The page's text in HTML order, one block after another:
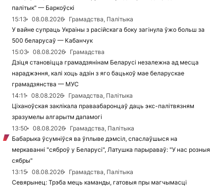
палітык" — Баркоўскі
15:13
08.08.2026
Грамадства, Палітыка
У вайне супраць Украіны з расійскага боку загінула ўжо больш за
500 беларусаў — Кабанчук
15:03
08.08.2026
Грамадства
Дзіця становіцца грамадзянінам Беларусі незалежна ад месца
нараджэння, калі хоць адзін з яго бацькоў мае беларускае
грамадзянства — МУС
14:11
08.08.2026
Грамадства, Палітыка
Ціханоўская заклікала праваабаронцаў даць экс-палітвязням
зразумелы алгарытм дапамогі
13:50
08.08.2026
Грамадства, Палітыка
Бабарыка ўсумніўся ва ўплыве дэмсіл, спаслаўшыся на
меркаванні "сяброў у Беларусі", Латушка парыраваў: "У нас розныя
сябры"
13:15
08.08.2026
Грамадства, Палітыка
Севярынец: Трэба мець каманды, гатовыя пры магчымасці